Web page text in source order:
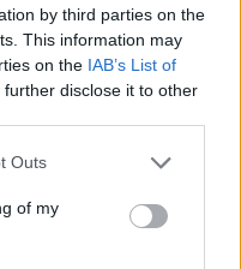
by third parties on the
This information may
on the IAB’s List of
further disclose it to other
one or more Google
You may click to
its third-party tags to
in below Google
Outs
of my
Κοινοποιήστε